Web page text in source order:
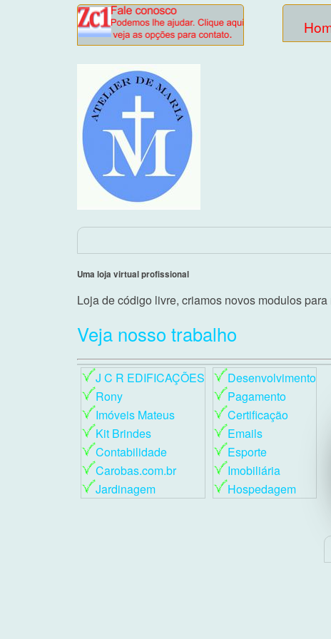
Uma loja virtual profissional
Loja de código livre, criamos novos modulos
Veja nosso trabalho
J C R EDIFICAÇÕES
Rony
Imóveis Mateus
Kit Brindes
Contabilidade
Carobas.com.br
Jardinagem
Desenvolvimento
Pagamento
Certificação
Emails
Esporte
Imobiliária
Hospedagem